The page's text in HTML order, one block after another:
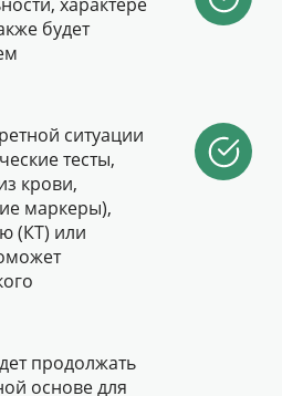
будет
ситуации
тесты,
крови,
маркеры),
(КТ) или
продолжать
основе для